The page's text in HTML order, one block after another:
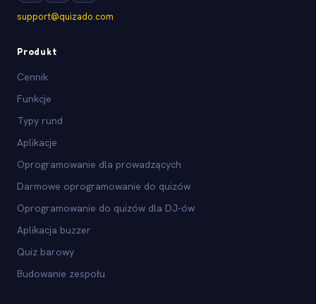
support@quizado.com
Produkt
Cennik
Funkcje
Typy rund
Aplikacje
Oprogramowanie dla prowadzących
Darmowe oprogramowanie do quizów
Oprogramowanie do quizów dla DJ-ów
Aplikacja buzzer
Quiz barowy
Budowanie zespołu